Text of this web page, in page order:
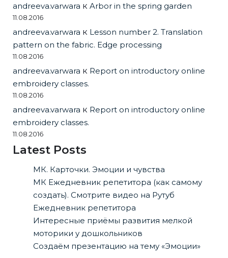
andreeva.varwara к Arbor in the spring garden
11.08.2016
andreeva.varwara к Lesson number 2. Translation
pattern on the fabric. Edge processing
11.08.2016
andreeva.varwara к Report on introductory online
embroidery classes.
11.08.2016
andreeva.varwara к Report on introductory online
embroidery classes.
11.08.2016
Latest Posts
МК. Карточки. Эмоции и чувства
МК Ежедневник репетитора (как самому
создать). Смотрите видео на Рутуб
Ежедневник репетитора
Интересные приёмы развития мелкой
моторики у дошкольников
Создаём презентацию на тему «Эмоции»